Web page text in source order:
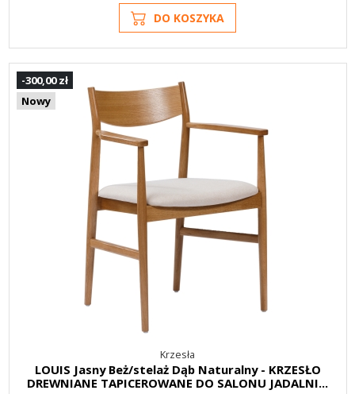
DO KOSZYKA
-300,00 zł
Nowy
Krzesła
LOUIS Jasny Beż/stelaż Dąb Naturalny - KRZESŁO
DREWNIANE TAPICEROWANE DO SALONU JADALNI...